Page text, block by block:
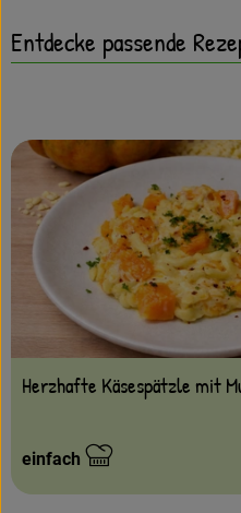
Entdecke passende
Herzhafte Käsespätzle mit
Schwierigkeit:
einfach